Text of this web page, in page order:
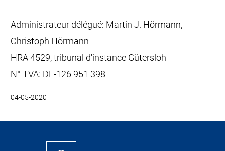
Administrateur délégué: Martin J. Hörmann,
Christoph Hörmann
HRA 4529, tribunal d'instance Gütersloh
N° TVA: DE-126 951 398
04-05-2020